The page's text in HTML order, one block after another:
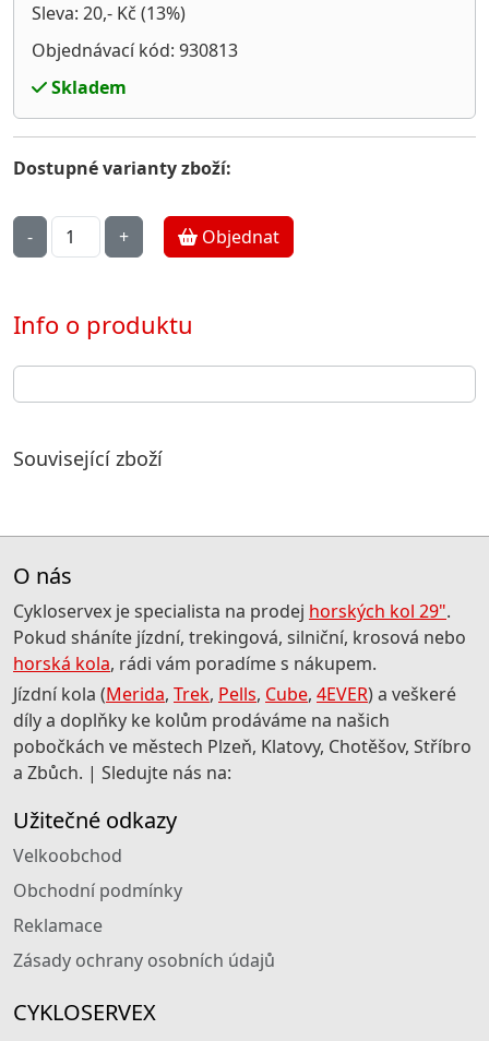
Sleva: 20,- Kč (13%)
Objednávací kód: 930813
Skladem
Dostupné varianty zboží:
Objednat
Info o produktu
Související zboží
O nás
Cykloservex je specialista na prodej horských kol 29".
Pokud sháníte jízdní, trekingová, silniční, krosová nebo
horská kola, rádi vám poradíme s nákupem.
Jízdní kola (Merida, Trek, Pells, Cube, 4EVER) a veškeré
díly a doplňky ke kolům prodáváme na našich
pobočkách ve městech Plzeň, Klatovy, Chotěšov, Stříbro
a Zbůch. | Sledujte nás na:
Užitečné odkazy
Velkoobchod
Obchodní podmínky
Reklamace
Zásady ochrany osobních údajů
CYKLOSERVEX